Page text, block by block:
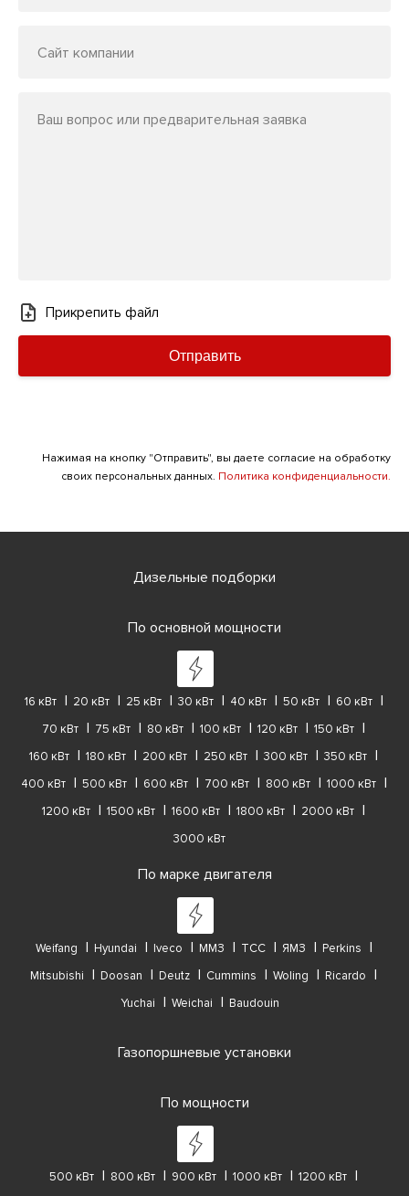
Сайт компании
Ваш вопрос или предварительная заявка
Прикрепить файл
Отправить
Нажимая на кнопку "Отправить", вы даете согласие на обработку
своих персональных данных. Политика конфиденциальности.
Дизельные подборки
По основной мощности
16 кВт 20 кВт 25 кВт 30 кВт 40 кВт 50 кВт
60 кВт
70 кВт
75 кВт 80 кВт 100 кВт 120 кВт
150 кВт
160 кВт
180 кВт 200 кВт 250 кВт 300 кВт
350 кВт
400 кВт
500 кВт 600 кВт 700 кВт 800 кВт
1000 кВт
1200 кВт
1500 кВт 1600 кВт 1800 кВт
2000 кВт
3000 кВт
По марке двигателя
Weifang Hyundai Iveco ММЗ ТСС ЯМЗ
Perkins
Mitsubishi
Doosan Deutz Cummins Woling
Ricardo
Yuchai
Weichai Baudouin
Газопоршневые установки
По мощности
500 кВт 800 кВт 900 кВт 1000 кВт
1200 кВт